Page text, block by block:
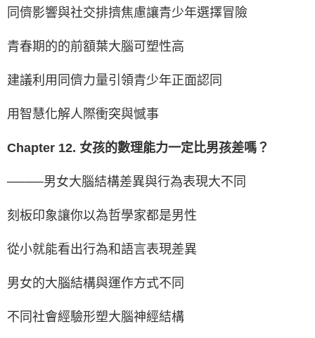
同儕影響與社交排擠焦慮讓青少年選擇冒險
青春期的的前額葉大腦可塑性高
建議利用同儕力量引領青少年正面認同
用智慧化解人際衝突與憾事
Chapter 12. 女孩的數理能力一定比男孩差嗎？
────男女大腦結構差異與行為表現大不同
刻板印象讓你以為哲學家都是男性
從小就能看出行為和語言表現差異
男女的大腦結構與運作方式不同
不同社會經驗形塑大腦神經結構